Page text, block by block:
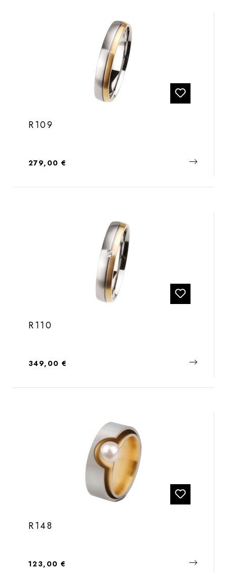
R109
Regulärer Preis:
279,00 €
R110
Regulärer Preis:
349,00 €
R148
Regulärer Preis:
123,00 €